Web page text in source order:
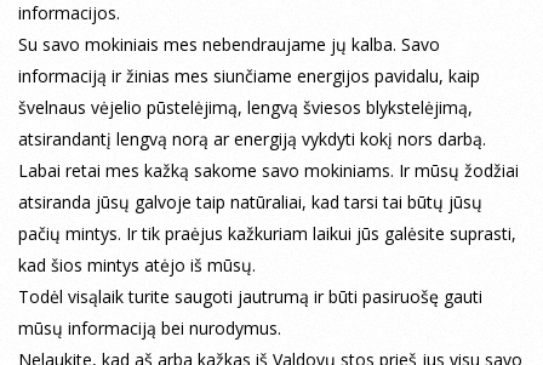
informacijos.
Su savo mokiniais mes nebendraujame jų kalba. Savo
informaciją ir žinias mes siunčiame energijos pavidalu, kaip
švelnaus vėjelio pūstelėjimą, lengvą šviesos blykstelėjimą,
atsirandantį lengvą norą ar energiją vykdyti kokį nors darbą.
Labai retai mes kažką sakome savo mokiniams. Ir mūsų žodžiai
atsiranda jūsų galvoje taip natūraliai, kad tarsi tai būtų jūsų
pačių mintys. Ir tik praėjus kažkuriam laikui jūs galėsite suprasti,
kad šios mintys atėjo iš mūsų.
Todėl visąlaik turite saugoti jautrumą ir būti pasiruošę gauti
mūsų informaciją bei nurodymus.
Nelaukite, kad aš arba kažkas iš Valdovų stos prieš jus visu savo